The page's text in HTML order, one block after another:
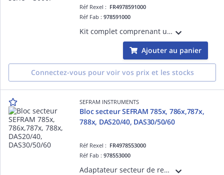
Réf Rexel : FR4978591000
Réf Fab :978591000
Kit complet comprenant un pare soleil, un pare pluie et une accroche ceinture pour les mesureurs de champ 784x/7859 ayant un n° de série > 3000.
Ajouter au panier
Connectez-vous pour voir vos prix et les stocks
SEFRAM INSTRUMENTS
Bloc secteur SEFRAM 785x, 786x,787x,
788x, DAS20/40, DAS30/50/60
Réf Rexel : FR4978553000
Réf Fab :978553000
Adaptateur secteur de remplacement pour mesureurs de champ et systèmes d'acquisition de données SEFRAM 785x, 786x,787x, 788x, DAS20/40, DAS30/50/60.